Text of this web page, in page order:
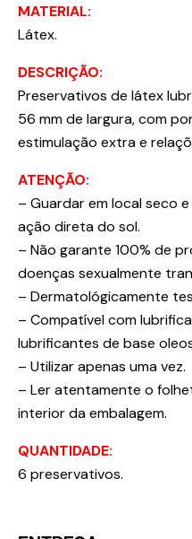
MATERIAL:
Látex.
DESCRIÇÃO:
Preservativos de látex
56 mm de largura, com
estimulação extra e
ATENÇÃO:
– Guardar em local seco
ação direta do sol.
– Não garante 100% de
doenças sexualmente
– Dermatológicamente
– Compatível com
lubrificantes de base
– Utilizar apenas uma vez.
– Ler atentamente o
interior da embalagem.
QUANTIDADE:
6 preservativos.